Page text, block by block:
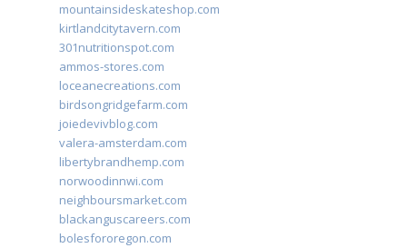
mountainsideskateshop.com
kirtlandcitytavern.com
301nutritionspot.com
ammos-stores.com
loceanecreations.com
birdsongridgefarm.com
joiedevivblog.com
valera-amsterdam.com
libertybrandhemp.com
norwoodinnwi.com
neighboursmarket.com
blackanguscareers.com
bolesfororegon.com